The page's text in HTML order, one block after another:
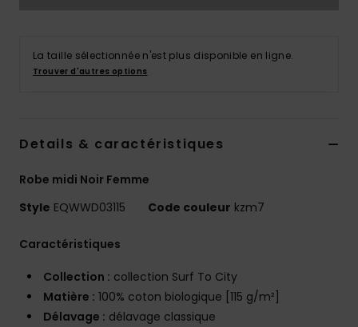
La taille sélectionnée n'est plus disponible en ligne.
Trouver d'autres options
Details & caractéristiques
Robe midi Noir Femme
Style EQWWD03115 Code couleur kzm7
Caractéristiques
Collection : collection Surf To City
Matière : 100% coton biologique [115 g/m²]
Délavage : délavage classique